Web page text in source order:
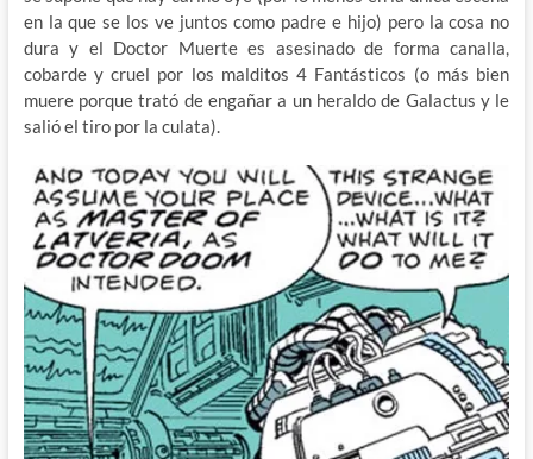
en la que se los ve juntos como padre e hijo) pero la cosa no
dura y el Doctor Muerte es asesinado de forma canalla,
cobarde y cruel por los malditos 4 Fantásticos (o más bien
muere porque trató de engañar a un heraldo de Galactus y le
salió el tiro por la culata).